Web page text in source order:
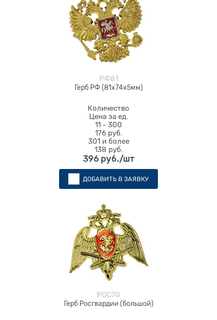
РФ81
Герб РФ (81х74х5мм)
Количество
Цена за ед.
11 - 300
176 руб.
301 и более
138 руб.
396 руб./шт
ДОБАВИТЬ В ЗАЯВКУ
РОС70
Герб Росгвардии (большой)